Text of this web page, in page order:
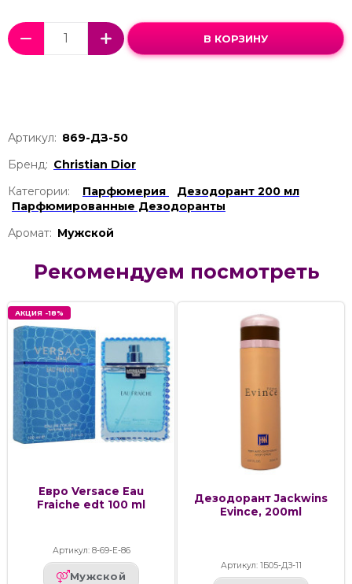
В КОРЗИНУ
Артикул: 869-ДЗ-50
Бренд: Christian Dior
Категории:
Парфюмерия
Дезодорант 200 мл
Парфюмированные Дезодоранты
Аромат: Мужской
Рекомендуем посмотреть
АКЦИЯ -18%
Евро Versace Eau
Fraiche edt 100 ml
Артикул: 8-69-Е-86
Мужской
Дезодорант Jackwins
Evince, 200ml
Артикул: 1Б05-ДЗ-11